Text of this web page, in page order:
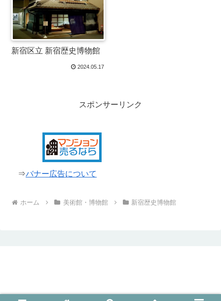
新宿区立 新宿歴史博物館
2024.05.17
スポンサーリンク
⇒バナー広告について
ホーム 美術館・博物館 新宿歴史博物館